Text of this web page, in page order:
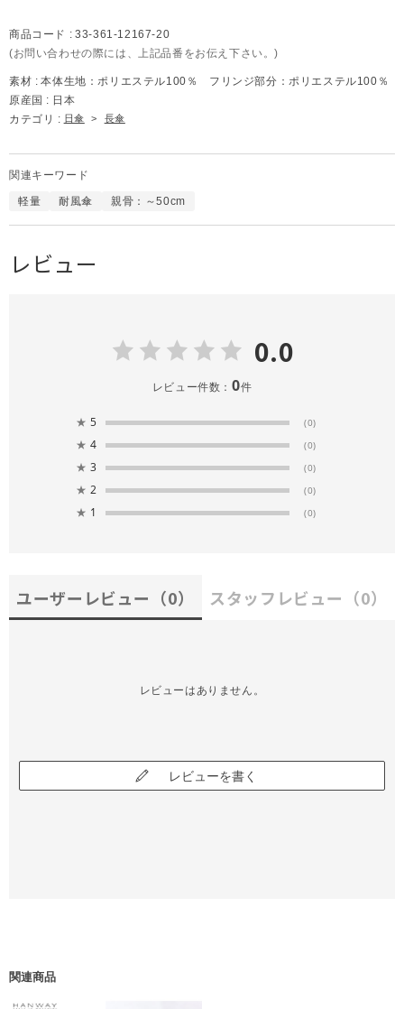
商品コード : 33-361-12167-20
(お問い合わせの際には、上記品番をお伝え下さい。)
素材 : 本体生地：ポリエステル100％ フリンジ部分：ポリエステル100％
原産国 : 日本
カテゴリ : 日傘 > 長傘
関連キーワード
軽量 耐風傘 親骨：～50cm
レビュー
0.0
レビュー件数： 0件
★ 5 (0)
★ 4 (0)
★ 3 (0)
★ 2 (0)
★ 1 (0)
ユーザーレビュー （0） スタッフレビュー （0）
レビューはありません。
レビューを書く
関連商品